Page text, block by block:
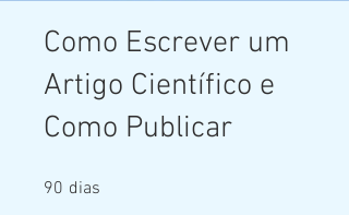
Como Escrever um
Artigo Científico e
Como Publicar
90 dias